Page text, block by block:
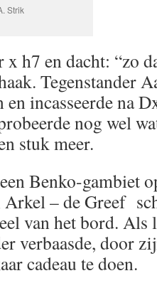
Strik
x h7 en dacht: “zo
Tegenstander
en incasseerde na
nog wel
stuk meer.
Benko-gambiet
– de Greef
van het bord. Als
verbaasde, door
cadeau te doen.